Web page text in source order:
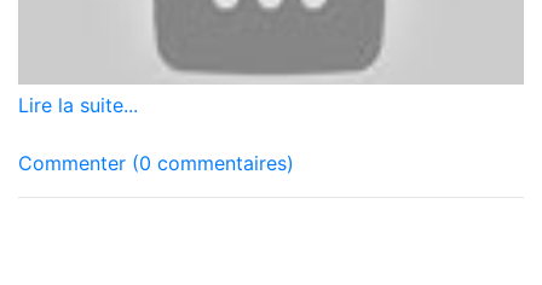
Lire la suite...
Commenter (0 commentaires)